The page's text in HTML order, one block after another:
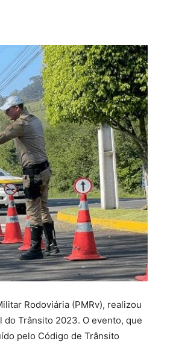
Rodoviária (PMRv), realizou
do Trânsito 2023. O evento, que
pelo Código de Trânsito